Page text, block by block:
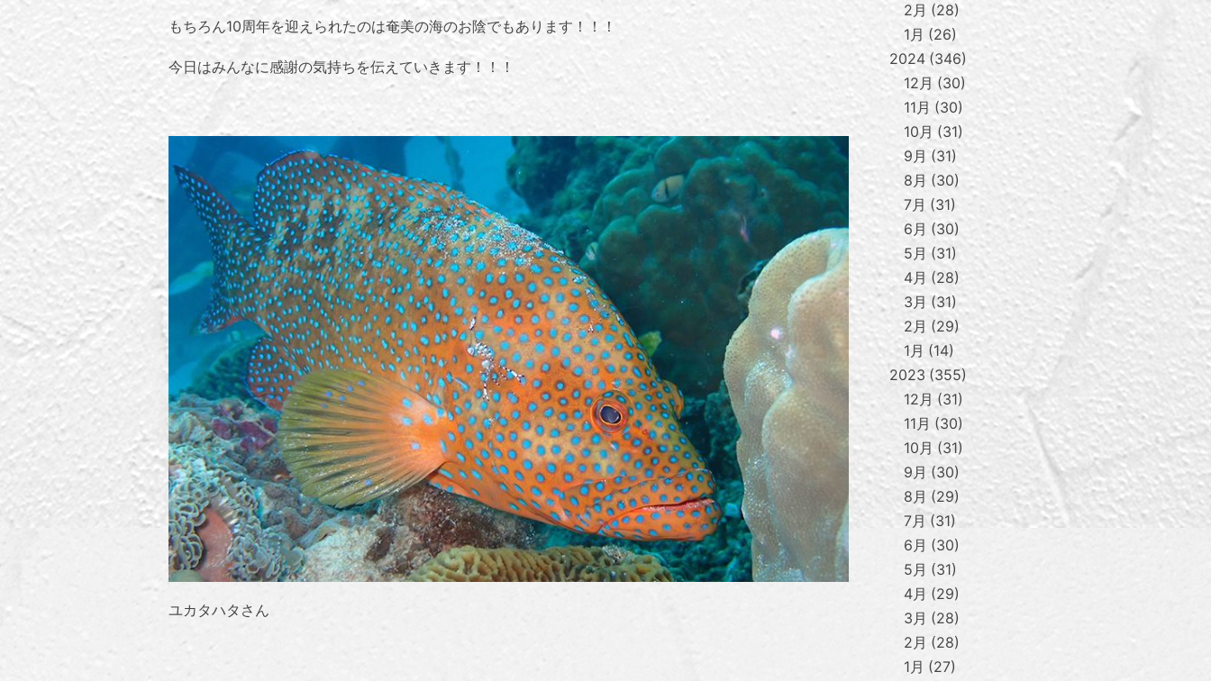
もちろん10周年を迎えられたのは奄美の海のお陰でもあります！！！
今日はみんなに感謝の気持ちを伝えていきます！！！
ユカタハタさん
2月
28
1月
26
2024 346
12月
30
11月
30
10月
31
9月
31
8月 30
7月
31
6月
30
5月
31
4月
28
3月
31
2月
29
1月
14
2023 355
12月
31
11月
30
10月
31
9月
30
8月
29
7月
31
6月
30
5月
31
4月
29
3月
28
2月
28
1月
27